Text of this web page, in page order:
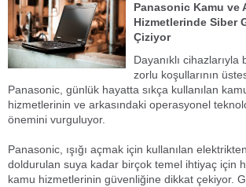
Panasonic Kamu ve
Hizmetlerinde Siber
Çiziyor
Dayanıklı
zorlu koşullarının
Panasonic, günlük hayatta sıkça kullanılan
hizmetlerinin ve arkasındaki operasyonel
önemini vurguluyor.
Panasonic, ışığı açmak için kullanılan
doldurulan suya kadar birçok temel ihtiyaç için
kamu hizmetlerinin güvenliğine dikkat çekiyor.